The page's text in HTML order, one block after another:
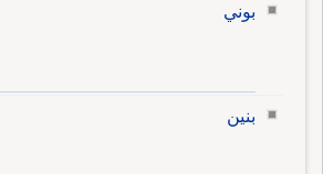
بوني
بنين